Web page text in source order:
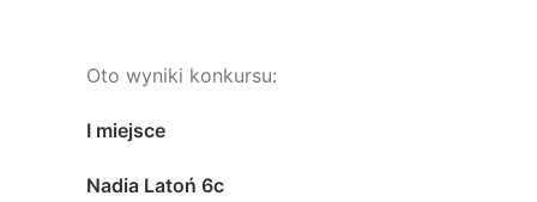
Oto wyniki konkursu:
I miejsce
Nadia Latoń 6c